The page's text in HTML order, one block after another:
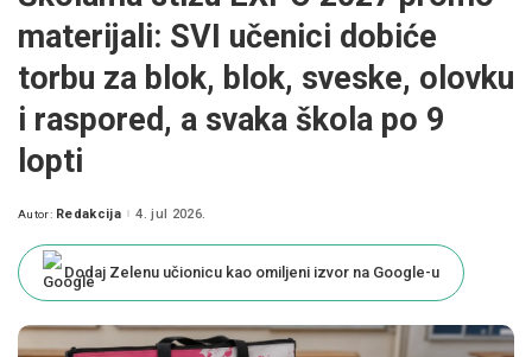
materijali: SVI učenici dobiće
torbu za blok, blok, sveske, olovku
i raspored, a svaka škola po 9
lopti
Posted
Autor: Redakcija 4. jul 2026.
Dodaj Zelenu učionicu kao omiljeni izvor na Google-u